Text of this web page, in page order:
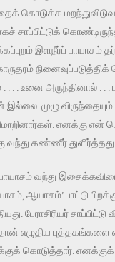
கொடுக்க
சாப்பிட்டுக்
இளநீர்ப்
. . . . உனை அருந்தினால் .
முழு விருந்தையும்
எனக்கு என்
வந்து கண்ணீர்
பாயாசம் வந்து
ஆயாசம்’ பாட்டு
பேராசிரியர் சாப்பிட்டு
எழுதிய புத்தகங்களை
கொடுத்தார்.